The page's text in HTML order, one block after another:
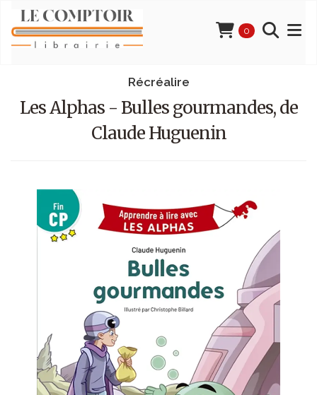
0
Récréalire
Les Alphas - Bulles gourmandes, de
Claude Huguenin